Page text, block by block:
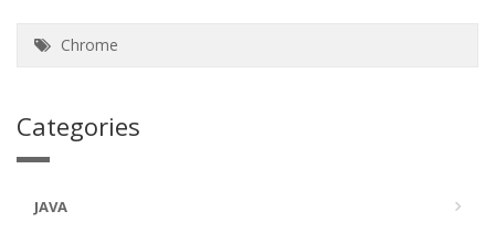
Chrome
Categories
JAVA